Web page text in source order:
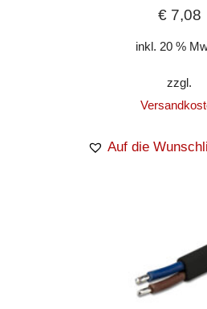
€7,08
inkl. 20 %
zzgl.
Auf die